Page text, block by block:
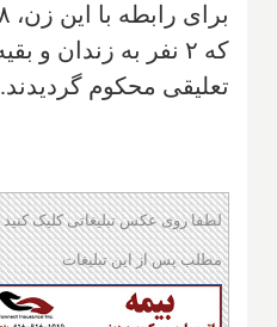
که ۲ نفر به زندان و
تعلیقی محکوم گردیدند.
لطفا روی عکس تبلیغاتی کلیک کنید
مطلب پس از این تبلیغات